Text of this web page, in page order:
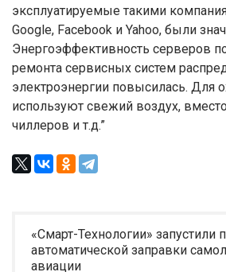
эксплуатируемые такими
Google, Facebook и Yahoo, были
Энергоэффективность серверов
ремонта сервисных систем
электроэнергии повысилась. Для
используют свежий воздух,
чиллеров и т.д.”
«Смарт-Технологии» запустили
автоматической заправки
авиации